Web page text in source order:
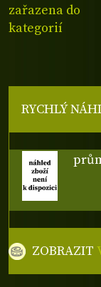
zařazena do
kategorií
RYCHLÝ
ZOBRAZIT